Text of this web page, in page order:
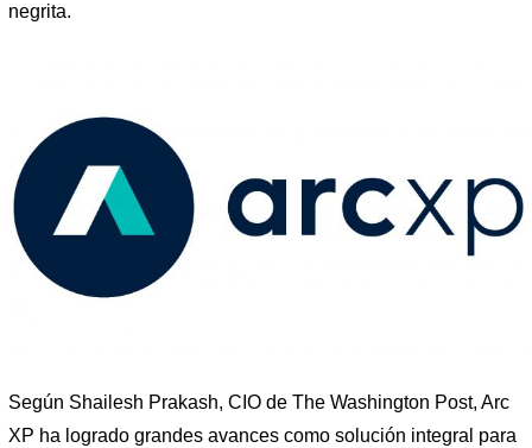
negrita.
Según Shailesh Prakash, CIO de The Washington Post, Arc
XP ha logrado grandes avances como solución integral para